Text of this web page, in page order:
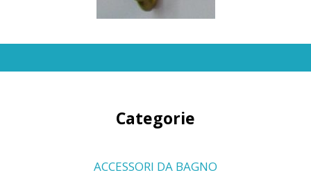
Categorie
ACCESSORI DA BAGNO